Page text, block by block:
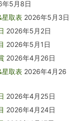
年5月8日
取表 2026年5月3日
2026年5月2日
2026年5月1日
2026年4月26日
取表 2026年4月26
2026年4月25日
2026年4月24日